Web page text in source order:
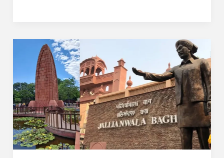
जलियांवाला
हत्याकांड:
भारत
के
इतिहास
का